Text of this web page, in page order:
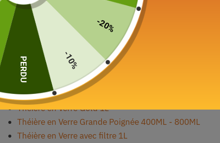
Théière Scandinave Carrée en Porcelaine 900ML
Théière Scandinave en Porcelaine Martelé 900ML
Théière en Verre Couvercle Vintage 200ml
Théière en Verre Ronde et Petite 200ml
Théière en Verre Couvercle Doré avec motifs Fleurs
1L - 1.7L
Théière Chinoise Design en Verre 900ML
Théière en Verre Gold 1L
Théière en Verre Grande Poignée 400ML - 800ML
Théière en Verre avec filtre 1L
-20%
-10%
PERDU